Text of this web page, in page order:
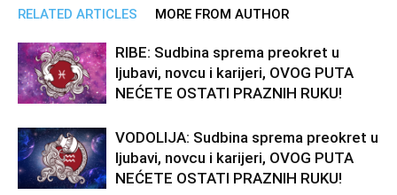
RELATED ARTICLES MORE FROM AUTHOR
RIBE: Sudbina sprema preokret u
ljubavi, novcu i karijeri, OVOG PUTA
NEĆETE OSTATI PRAZNIH RUKU!
VODOLIJA: Sudbina sprema preokret u
ljubavi, novcu i karijeri, OVOG PUTA
NEĆETE OSTATI PRAZNIH RUKU!